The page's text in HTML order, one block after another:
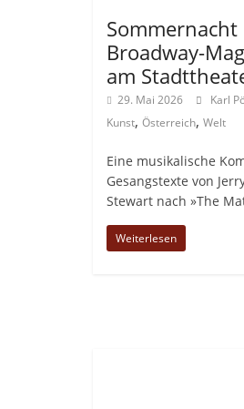
Broadway-
am
29. Mai 2026 Karl
Kunst, Österreich, Welt
Eine musikalische
Gesangstexte von
Stewart nach »The
Weiterlesen